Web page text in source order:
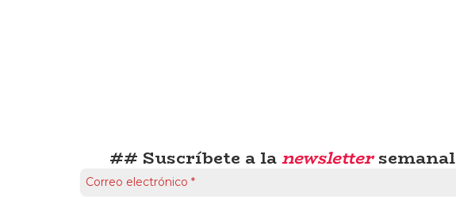
## Suscríbete a lanewslettersemanal